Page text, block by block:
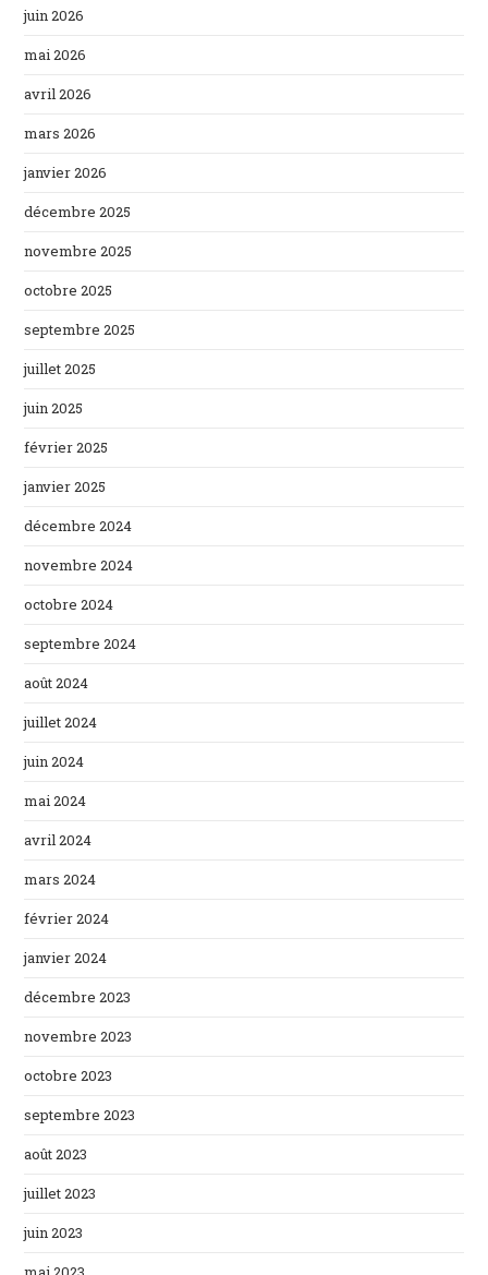
juin 2026
mai 2026
avril 2026
mars 2026
janvier 2026
décembre 2025
novembre 2025
octobre 2025
septembre 2025
juillet 2025
juin 2025
février 2025
janvier 2025
décembre 2024
novembre 2024
octobre 2024
septembre 2024
août 2024
juillet 2024
juin 2024
mai 2024
avril 2024
mars 2024
février 2024
janvier 2024
décembre 2023
novembre 2023
octobre 2023
septembre 2023
août 2023
juillet 2023
juin 2023